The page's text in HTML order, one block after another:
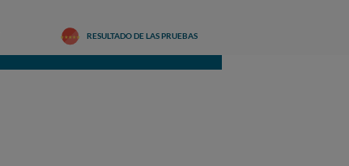
RESULTADO DE LAS PRUEBAS